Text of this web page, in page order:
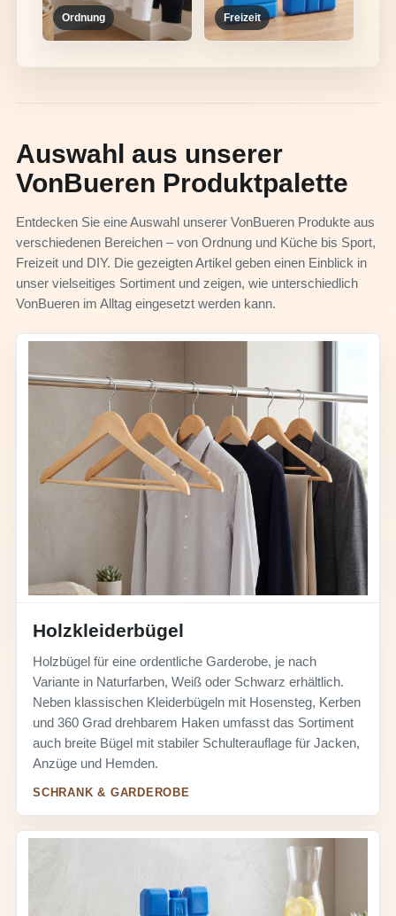
Ordnung Freizeit
Auswahl aus unserer
VonBueren Produktpalette
Entdecken Sie eine Auswahl unserer VonBueren Produkte aus
verschiedenen Bereichen – von Ordnung und Küche bis Sport,
Freizeit und DIY. Die gezeigten Artikel geben einen Einblick in
unser vielseitiges Sortiment und zeigen, wie unterschiedlich
VonBueren im Alltag eingesetzt werden kann.
Holzkleiderbügel
Holzbügel für eine ordentliche Garderobe, je nach
Variante in Naturfarben, Weiß oder Schwarz erhältlich.
Neben klassischen Kleiderbügeln mit Hosensteg, Kerben
und 360 Grad drehbarem Haken umfasst das Sortiment
auch breite Bügel mit stabiler Schulterauflage für Jacken,
Anzüge und Hemden.
SCHRANK & GARDEROBE